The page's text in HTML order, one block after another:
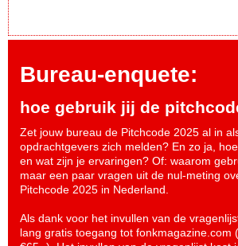
Bureau-enquete:
hoe gebruik jij de
Zet jouw bureau de Pitchcode 2025 al in
opdrachtgevers zich melden? En zo ja,
en wat zijn je ervaringen? Of: waarom
maar een paar vragen uit de nul-meting
Pitchcode 2025 in Nederland.
Als dank voor het invullen van de
lang gratis toegang tot fonkmagazine.com